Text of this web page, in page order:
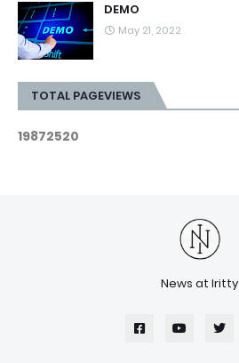
DEMO
May 21, 2022
TOTAL PAGEVIEWS
19872520
News at Iritty